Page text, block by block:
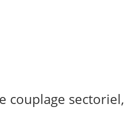
couplage sectoriel,